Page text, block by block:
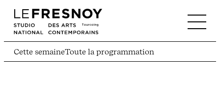
Cette semaineToute la programmation